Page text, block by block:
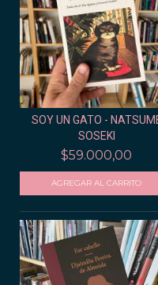
SOY UN GATO -
SOSEKI
$59.000,00